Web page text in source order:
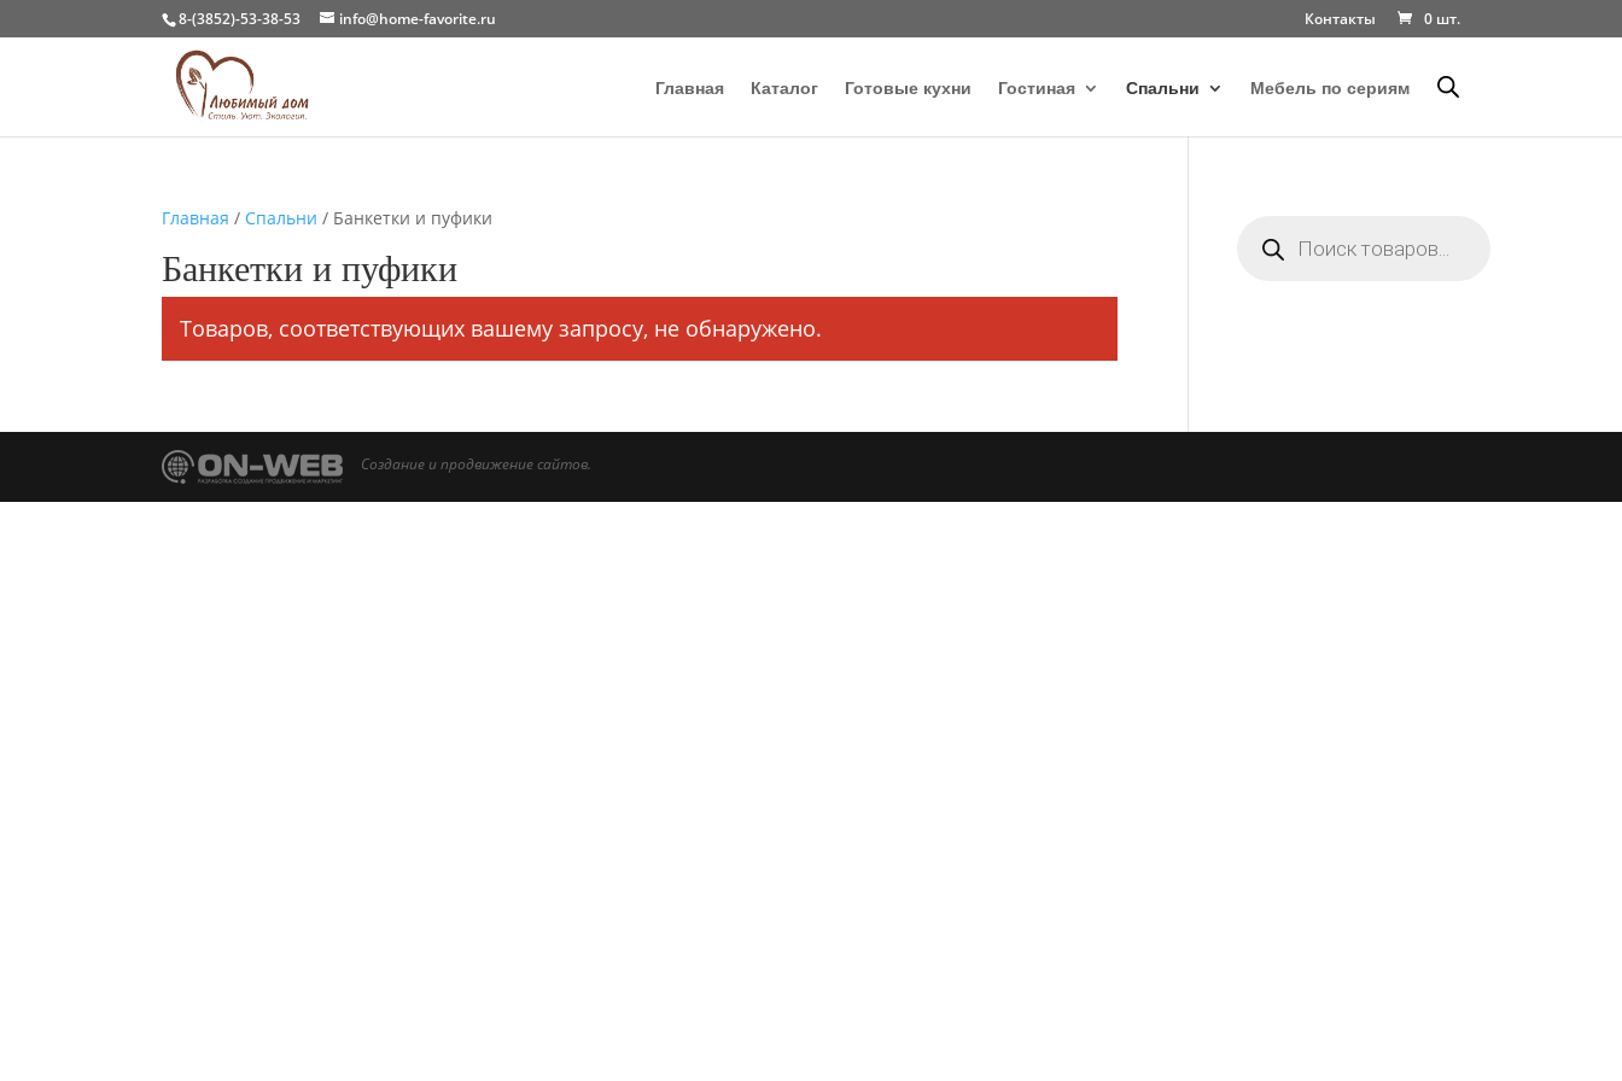
8-(3852)-53-38-53 info@home-favorite.ru Контакты 0 шт.
Главная Каталог Готовые кухни Гостиная Спальни Мебель по сериям
Главная / Спальни / Банкетки и пуфики
Банкетки и пуфики
Товаров, соответствующих вашему запросу, не обнаружено.
товаров
Создание и продвижение сайтов.